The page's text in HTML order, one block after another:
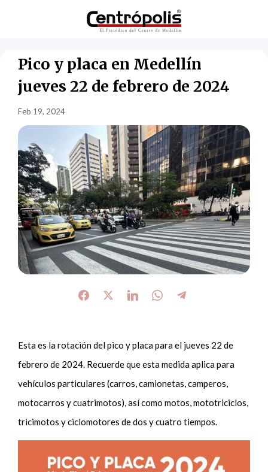
Pico y placa en Medellín
jueves 22 de febrero de 2024
Feb 19, 2024
Esta es la rotación del pico y placa para el jueves 22 de
febrero de 2024. Recuerde que esta medida aplica para
vehículos particulares (carros, camionetas, camperos,
motocarros y cuatrimotos), así como motos, mototriciclos,
tricimotos y ciclomotores de dos y cuatro tiempos.